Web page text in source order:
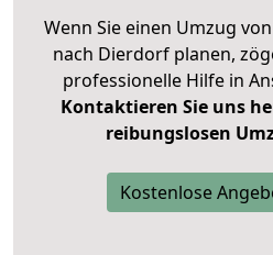
Wenn Sie einen Umzug
nach Dierdorf planen,
professionelle Hilfe in
Kontaktieren Sie uns
reibungslosen
Kostenlose